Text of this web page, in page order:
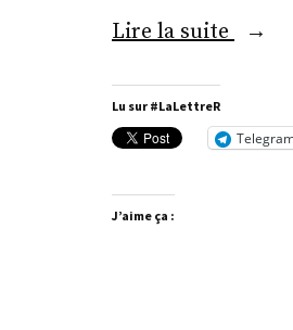
Lire la suite « M.
Lu sur #LaLettreR
J’aime ça :